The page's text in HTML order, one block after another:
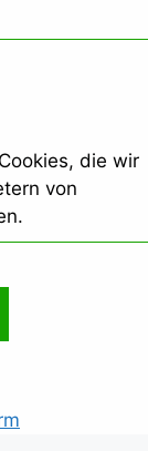
die wir
von